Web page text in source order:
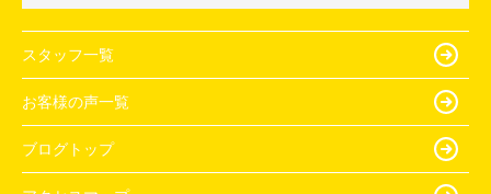
スタッフ一覧
お客様の声一覧
ブログトップ